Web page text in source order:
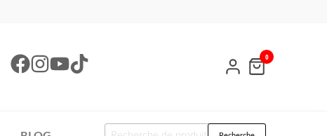
0